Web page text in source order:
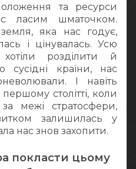
та ресурси
ласим шматочком.
яка нас годує,
і цінувалась. Усю
розділити й
сусідні країни, нас
І навіть
столітті, коли
межі стратосфери,
залишилась у
нас знов захопити.
покласти цьому